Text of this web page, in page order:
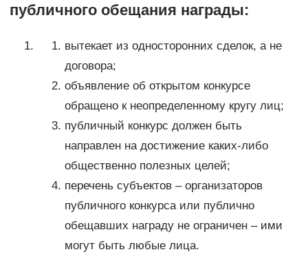
публичного обещания награды:
вытекает из односторонних сделок, а не
договора;
объявление об открытом конкурсе
обращено к неопределенному кругу лиц;
публичный конкурс должен быть
направлен на достижение каких-либо
общественно полезных целей;
перечень субъектов – организаторов
публичного конкурса или публично
обещавших награду не ограничен – ими
могут быть любые лица.